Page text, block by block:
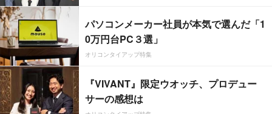
パソコンメーカー社員が本気で選んだ「1
0万円台PC３選」
オリコンタイアップ特集
『VIVANT』限定ウオッチ、プロデュー
サーの感想は